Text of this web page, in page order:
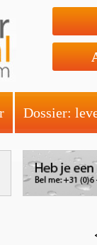
Dossier: